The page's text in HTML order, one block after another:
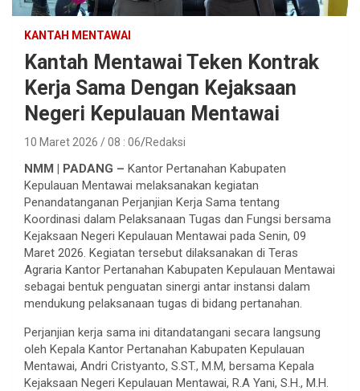
KANTAH MENTAWAI
Kantah Mentawai Teken Kontrak
Kerja Sama Dengan Kejaksaan
Negeri Kepulauan Mentawai
10 Maret 2026 / 08 : 06 Redaksi
NMM | PADANG – Kantor Pertanahan Kabupaten
Kepulauan Mentawai melaksanakan kegiatan
Penandatanganan Perjanjian Kerja Sama tentang
Koordinasi dalam Pelaksanaan Tugas dan Fungsi bersama
Kejaksaan Negeri Kepulauan Mentawai pada Senin, 09
Maret 2026. Kegiatan tersebut dilaksanakan di Teras
Agraria Kantor Pertanahan Kabupaten Kepulauan Mentawai
sebagai bentuk penguatan sinergi antar instansi dalam
mendukung pelaksanaan tugas di bidang pertanahan.
Perjanjian kerja sama ini ditandatangani secara langsung
oleh Kepala Kantor Pertanahan Kabupaten Kepulauan
Mentawai, Andri Cristyanto, S.ST., M.M, bersama Kepala
Kejaksaan Negeri Kepulauan Mentawai, R.A Yani, S.H., M.H.